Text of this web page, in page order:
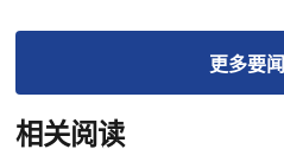
更多要闻
相关阅读